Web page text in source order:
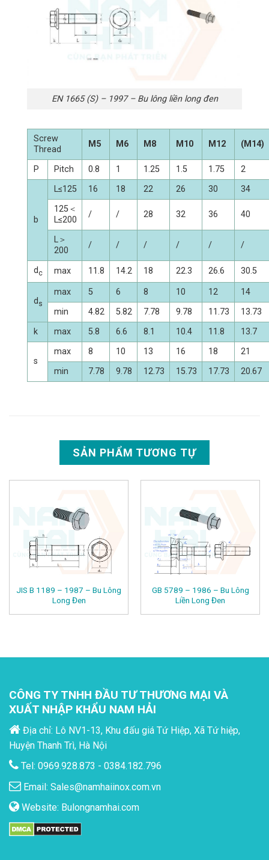
EN 1665 (S) – 1997 – Bu lông liền long đen
Screw
Thread
M5 M6 M8 M10 M12 (M14)
P Pitch 0.8 1 1.25 1.5 1.75 2
b
L≤125 16 18 22 26 30
34
125＜
L≤200
/ / 28 32 36 40
L＞
200
/ / / / / /
d c max 11.8 14.2 18 22.3 26.6 30.5
d s
max 5 6 8 10 12
14
min
4.82 5.82 7.78 9.78 11.73
13.73
k
max 5.8 6.6 8.1 10.4 11.8 13.7
s
max 8 10 13 16 18
21
min
7.78 9.78 12.73 15.73 17.73 20.67
SẢN PHẨM TƯƠNG TỰ
JIS B 1189 – 1987 – Bu Lông
Long Đen
GB 5789 – 1986 – Bu Lông
Liền Long Đen
CÔNG TY TNHH ĐẦU TƯ THƯƠNG MẠI VÀ
XUẤT NHẬP KHẨU NAM HẢI
Địa chỉ: Lô NV1-13, Khu đấu giá Tứ Hiệp, Xã Tứ hiệp,
Huyện Thanh Trì, Hà Nội
Tel: 0969.928.873 - 0384.182.796
Email: Sales@namhaiinox.com.vn
Website: Bulongnamhai.com